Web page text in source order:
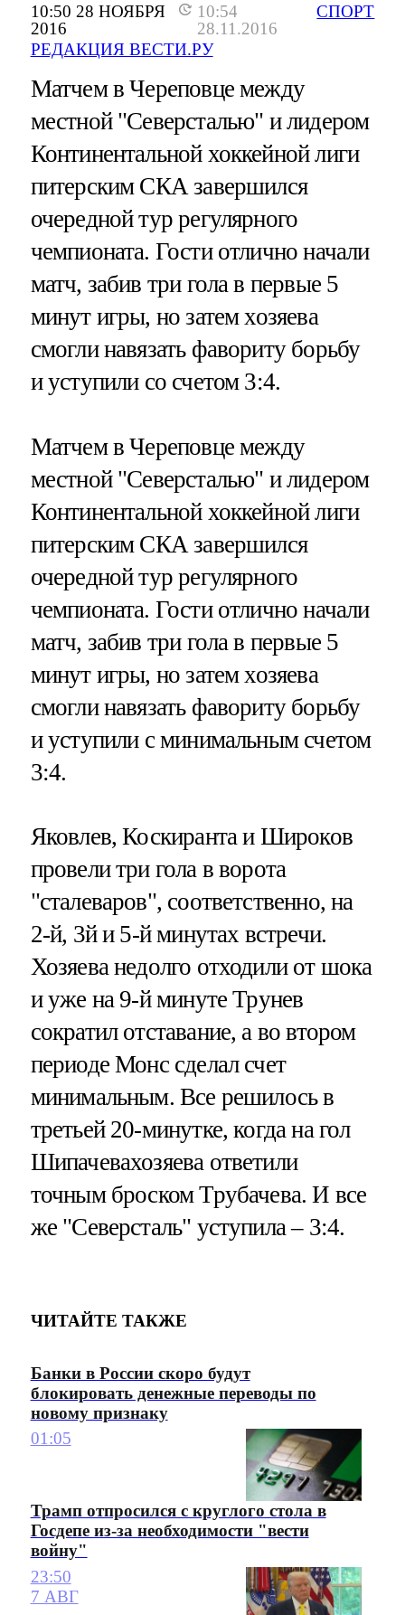
10:50 28 НОЯБРЯ
2016
10:54
28.11.2016
РЕДАКЦИЯ ВЕСТИ.РУ
СПОРТ
Матчем в Череповце между
местной "Северсталью" и лидером
Континентальной хоккейной лиги
питерским СКА завершился
очередной тур регулярного
чемпионата. Гости отлично начали
матч, забив три гола в первые 5
минут игры, но затем хозяева
смогли навязать фавориту борьбу
и уступили со счетом 3:4.
Матчем в Череповце между
местной "Северсталью" и лидером
Континентальной хоккейной лиги
питерским СКА завершился
очередной тур регулярного
чемпионата. Гости отлично начали
матч, забив три гола в первые 5
минут игры, но затем хозяева
смогли навязать фавориту борьбу
и уступили с минимальным счетом
3:4.
Яковлев, Коскиранта и Широков
провели три гола в ворота
"сталеваров", соответственно, на
2-й, 3й и 5-й минутах встречи.
Хозяева недолго отходили от шока
и уже на 9-й минуте Трунев
сократил отставание, а во втором
периоде Монс сделал счет
минимальным. Все решилось в
третьей 20-минутке, когда на гол
Шипачевахозяева ответили
точным броском Трубачева. И все
же "Северсталь" уступила – 3:4.
ЧИТАЙТЕ ТАКЖЕ
Банки в России скоро будут
блокировать денежные переводы по
новому признаку
01:05
Трамп отпросился с круглого стола в
Госдепе из-за необходимости "вести
войну"
23:50
7 АВГ